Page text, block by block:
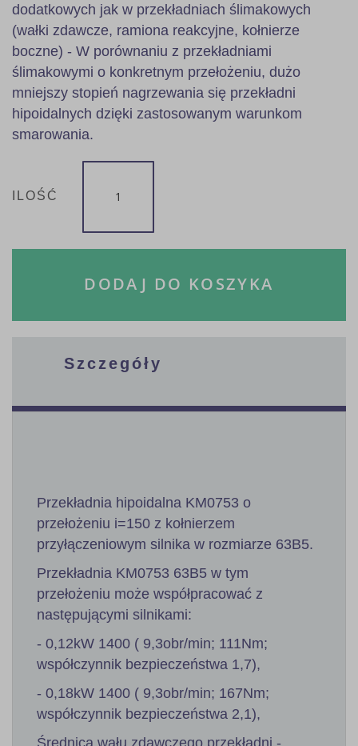
dodatkowych jak w przekładniach ślimakowych
(wałki zdawcze, ramiona reakcyjne, kołnierze
boczne) - W porównaniu z przekładniami
ślimakowymi o konkretnym przełożeniu, dużo
mniejszy stopień nagrzewania się przekładni
hipoidalnych dzięki zastosowanym warunkom
smarowania.
ILOŚĆ
DODAJ DO KOSZYKA
Szczegóły
Przekładnia hipoidalna KM0753 o
przełożeniu i=150 z kołnierzem
przyłączeniowym silnika w rozmiarze 63B5.
Przekładnia KM0753 63B5 w tym
przełożeniu może współpracować z
następującymi silnikami:
- 0,12kW 1400 ( 9,3obr/min; 111Nm;
współczynnik bezpieczeństwa 1,7),
- 0,18kW 1400 ( 9,3obr/min; 167Nm;
współczynnik bezpieczeństwa 2,1),
Średnica wału zdawczego przekładni -